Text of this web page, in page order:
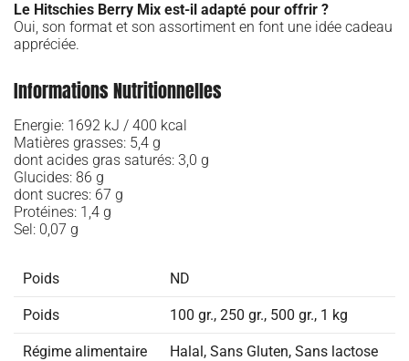
Le Hitschies Berry Mix est-il adapté pour offrir ?
Oui, son format et son assortiment en font une idée cadeau
appréciée.
Informations Nutritionnelles
Energie: 1692 kJ / 400 kcal
Matières grasses: 5,4 g
dont acides gras saturés: 3,0 g
Glucides: 86 g
dont sucres: 67 g
Protéines: 1,4 g
Sel: 0,07 g
Poids ND
Poids 100 gr., 250 gr., 500 gr., 1 kg
Régime alimentaire Halal , Sans Gluten, Sans lactose